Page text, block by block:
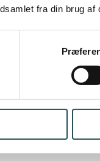
fra din brug af
og røde
ved en